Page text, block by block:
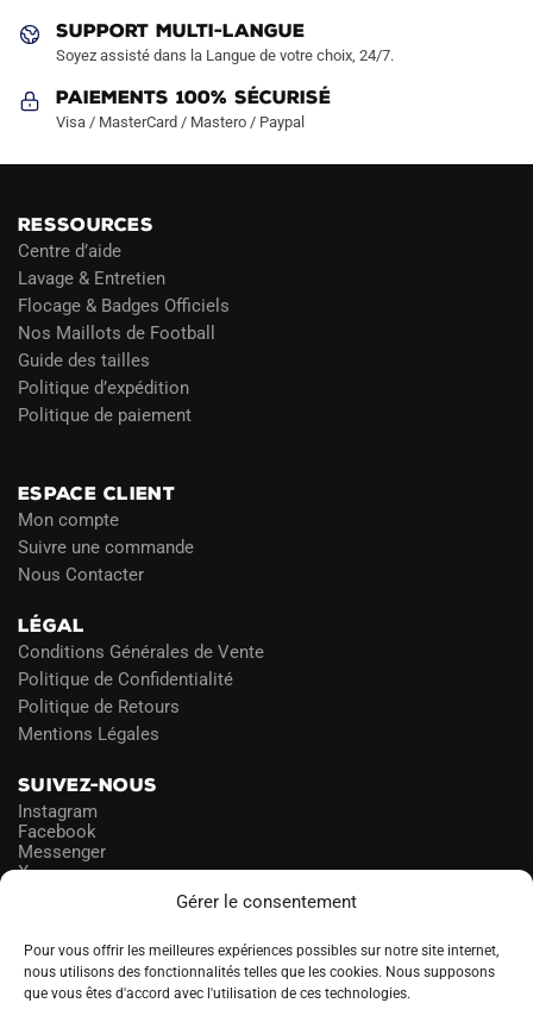
Gérer le consentement
Pour vous offrir les meilleures expériences possibles sur notre site internet,
nous utilisons des fonctionnalités telles que les cookies. Nous supposons
que vous êtes d'accord avec l'utilisation de ces technologies.
SUPPORT MULTI-LANGUE
Soyez assisté dans la Langue de votre choix, 24/7.
Paiements 100% Sécurisé
Visa / MasterCard / Mastero / Paypal
RESSOURCES
Centre d’aide
Lavage & Entretien
Flocage & Badges Officiels
Nos Maillots de Football
Guide des tailles
Politique d’expédition
Politique de paiement
ESPACE CLIENT
Mon compte
Suivre une commande
Nous Contacter
LÉGAL
Conditions Générales de Vente
Politique de Confidentialité
Politique de Retours
Mentions Légales
SUIVEZ-NOUS
Instagram
Facebook
Messenger
X